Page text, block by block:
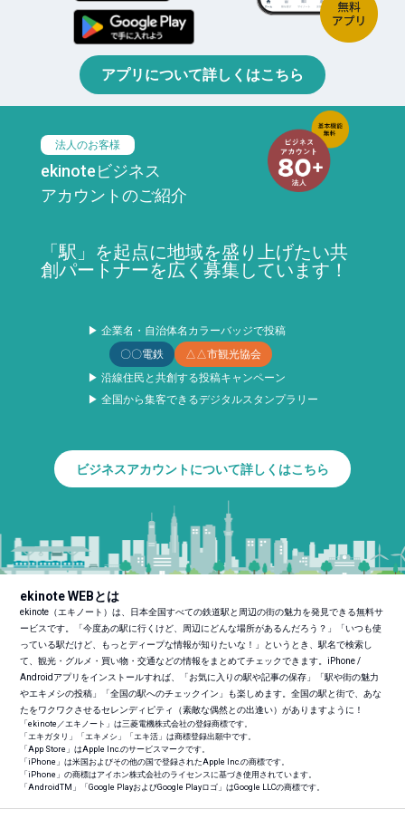
アプリについて詳しくはこちら
法人のお客様
ekinoteビジネス
アカウントのご紹介
「駅」を起点に地域を盛り上げたい共
創パートナーを広く募集しています！
▶ 企業名・自治体名カラーバッジで投稿
〇〇電鉄
△△市観光協会
▶ 沿線住民と共創する投稿キャンペーン
▶ 全国から集客できるデジタルスタンプラリー
ビジネスアカウントについて詳しくはこちら
ekinote WEBとは
ekinote（エキノート）は、日本全国すべての鉄道駅と周辺の街の魅力を発見できる無料サ
ービスです。「今度あの駅に行くけど、周辺にどんな場所があるんだろう？」「いつも使
っている駅だけど、もっとディープな情報が知りたいな！」というとき、駅名で検索し
て、観光・グルメ・買い物・交通などの情報をまとめてチェックできます。iPhone /
Androidアプリをインストールすれば、「お気に入りの駅や記事の保存」「駅や街の魅力
やエキメシの投稿」「全国の駅へのチェックイン」も楽しめます。全国の駅と街で、あな
たをワクワクさせるセレンディピティ（素敵な偶然との出逢い）がありますように！
「ekinote／エキノート」は三菱電機株式会社の登録商標です。
「エキガタリ」「エキメシ」「エキ活」は商標登録出願中です。
「App Store」はApple Inc.のサービスマークです。
「iPhone」は米国およびその他の国で登録されたApple Inc.の商標です。
「iPhone」の商標はアイホン株式会社のライセンスに基づき使用されています。
「AndroidTM 」「Google PlayおよびGoogle Playロゴ」はGoogle LLCの商標です。